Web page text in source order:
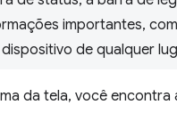
importantes,
de qualquer
da tela, você encontra